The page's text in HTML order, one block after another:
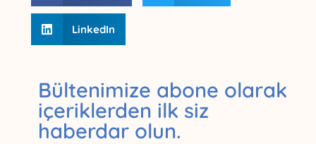
LinkedIn
Bültenimize abone olarak
içeriklerden ilk siz
haberdar olun.